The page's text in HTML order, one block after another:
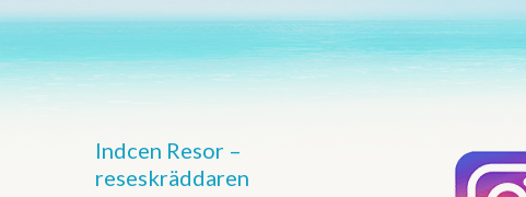
Indcen Resor –
reseskräddaren